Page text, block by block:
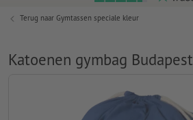
Terug naar Gymtassen speciale kleur
Katoenen gymbag Budapest